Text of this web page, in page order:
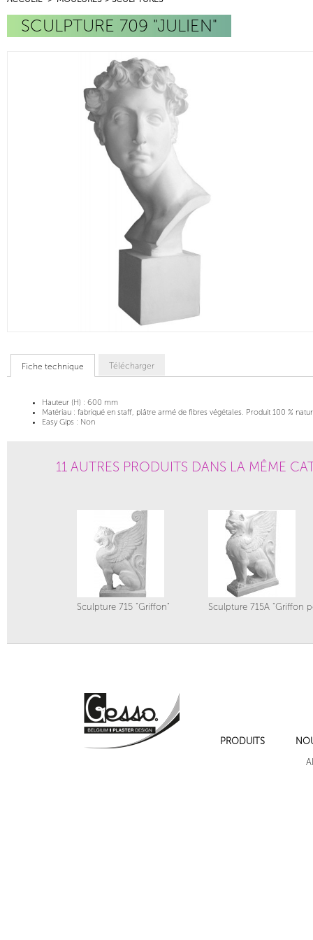
SCULPTURE 709 "JULIEN"
Fiche technique Télécharger
Hauteur (H) : 600 mm
Matériau : fabriqué en staff, plâtre armé de fibres végétales. Produit 100 %
Easy Gips : Non
11 AUTRES PRODUITS DANS LA MÊME
Sculpture 715 "Griffon" Sculpture 715A "Griffon
Sculpture 700 "Visage jeune fille"
PRODUITS